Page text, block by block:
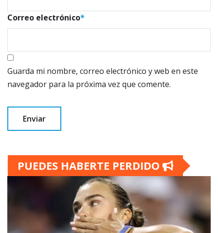
Correo electrónico*
Guarda mi nombre, correo electrónico y web en este
navegador para la próxima vez que comente.
PUEDES HABERTE PERDIDO